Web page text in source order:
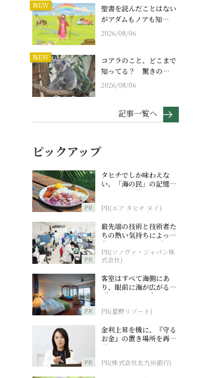
NEW
聖書を読んだことはない
がアダムもノアも知…
2026/08/06
NEW
コアラのこと、どこまで
知ってる？ 驚きの…
2026/08/06
記事一覧へ
ピックアップ
PR
タヒチでしか味わえな
い、「海の民」の記憶へ
とつながる旅
PR(エア タヒチ ヌイ)
PR
最先端の技術と技術者た
ちの熱い気持ちによって
作られているオーダーメ
イド補聴器
PR(ソノヴァ・ジャパン株
式会社)
PR
客室はすべて海側にあ
り、眼前に海が広がる
『西表島ホテル by 星野
PR(星野リゾート)
PR
金利上昇を機に、『守る
お金』の置き場所を再検
討
PR(株式会社北九州銀行)